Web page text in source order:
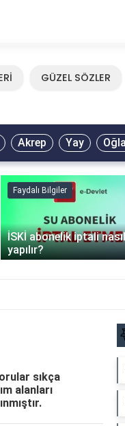
GÜZEL SÖZLER
Akrep Yay
Faydalı Bilgiler
İSKİ abonelik iptali nasıl
yapılır?
sıkça
alanları